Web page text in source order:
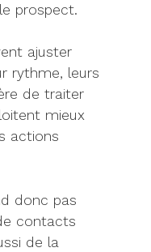
prospect.
ajuster
rythme, leurs
de traiter
mieux
actions
donc pas
contacts
de la